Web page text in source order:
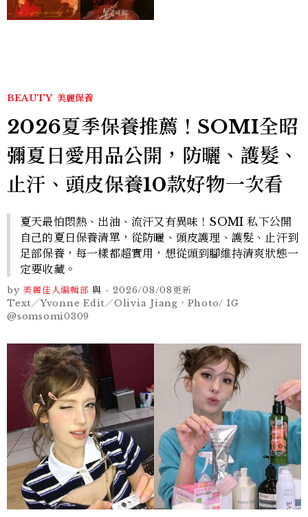
BEAUTY 美麗保養
2026夏季保養推薦！SOMI全昭
彌夏日愛用品公開，防曬、護髮、
止汗、頭皮保養10款好物一次看
夏天最怕悶熱、出油、流汗又有異味！SOMI 私下公開
自己的夏日保養清單，從防曬、頭皮護理、護髮、止汗到
足部保養，每一樣都超實用，想從頭到腳維持清爽狀態一
定要收藏。
by 美麗佳人編輯部 與 -2026/08/08更新
Text／Yvonne Edit／Olivia Jiang，Photo/ IG
@somsomi0309